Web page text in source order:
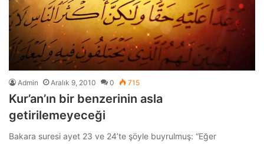
Admin Aralık 9, 2010 0 715
Kur’an’ın bir benzerinin asla
getirilemeyeceği
Bakara suresi ayet 23 ve 24’te şöyle buyrulmuş: “Eğer